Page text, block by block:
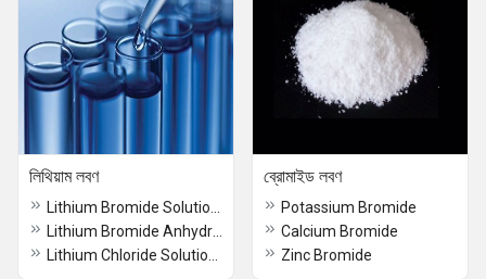
লিথিয়াম লবণ ব্রোমাইড লবণ
Potassium Bromide
Calcium Bromide
Zinc Bromide